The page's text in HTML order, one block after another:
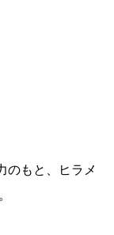
のもと、ヒラメ